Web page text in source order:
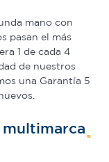
mano con
pasan el más
1 de cada 4
de nuestros
una Garantía 5